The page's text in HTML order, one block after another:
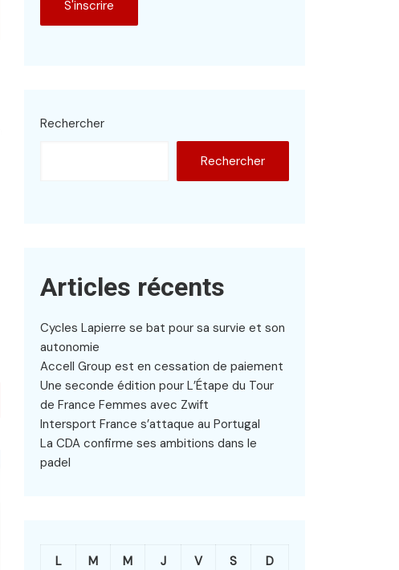
Rechercher
Rechercher
Articles récents
Cycles Lapierre se bat pour sa survie et son
autonomie
Accell Group est en cessation de paiement
Une seconde édition pour L’Étape du Tour
de France Femmes avec Zwift
Intersport France s’attaque au Portugal
La CDA confirme ses ambitions dans le
padel
L M M J V S D